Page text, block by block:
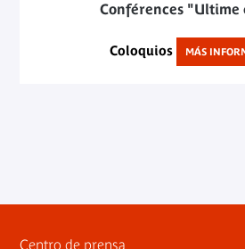
Conférences "Ultime
Coloquios MÁS
Centro de prensa